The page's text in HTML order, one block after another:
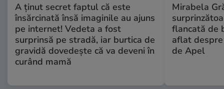
A ținut secret faptul că este
însărcinată însă imaginile au ajuns
pe internet! Vedeta a fost
surprinsă pe stradă, iar burtica de
gravidă dovedește că va deveni în
curând mamă
Mirabela
flancată de
aflat
de Apel